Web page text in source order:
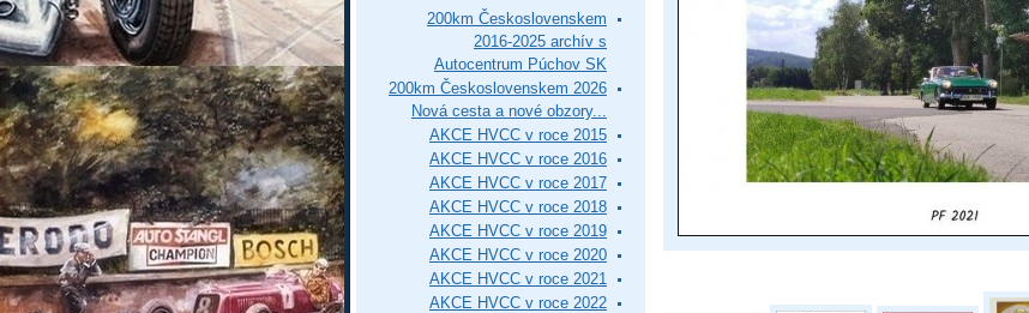
200km Československem
2016-2025 archív s
Autocentrum Púchov SK
200km Československem 2026
Nová cesta a nové obzory...
AKCE HVCC v roce 2015
AKCE HVCC v roce 2016
AKCE HVCC v roce 2017
AKCE HVCC v roce 2018
AKCE HVCC v roce 2019
AKCE HVCC v roce 2020
AKCE HVCC v roce 2021
AKCE HVCC v roce 2022